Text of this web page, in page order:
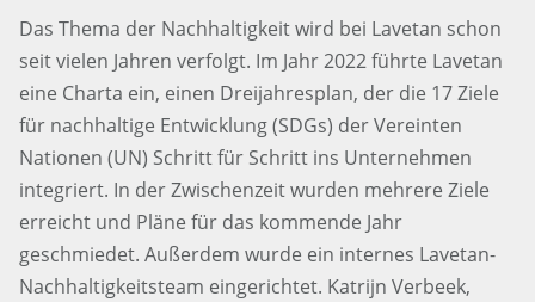
Das Thema der Nachhaltigkeit wird bei Lavetan schon
seit vielen Jahren verfolgt. Im Jahr 2022 führte Lavetan
eine Charta ein, einen Dreijahresplan, der die 17 Ziele
für nachhaltige Entwicklung (SDGs) der Vereinten
Nationen (UN) Schritt für Schritt ins Unternehmen
integriert. In der Zwischenzeit wurden mehrere Ziele
erreicht und Pläne für das kommende Jahr
geschmiedet. Außerdem wurde ein internes Lavetan-
Nachhaltigkeitsteam eingerichtet. Katrijn Verbeek,